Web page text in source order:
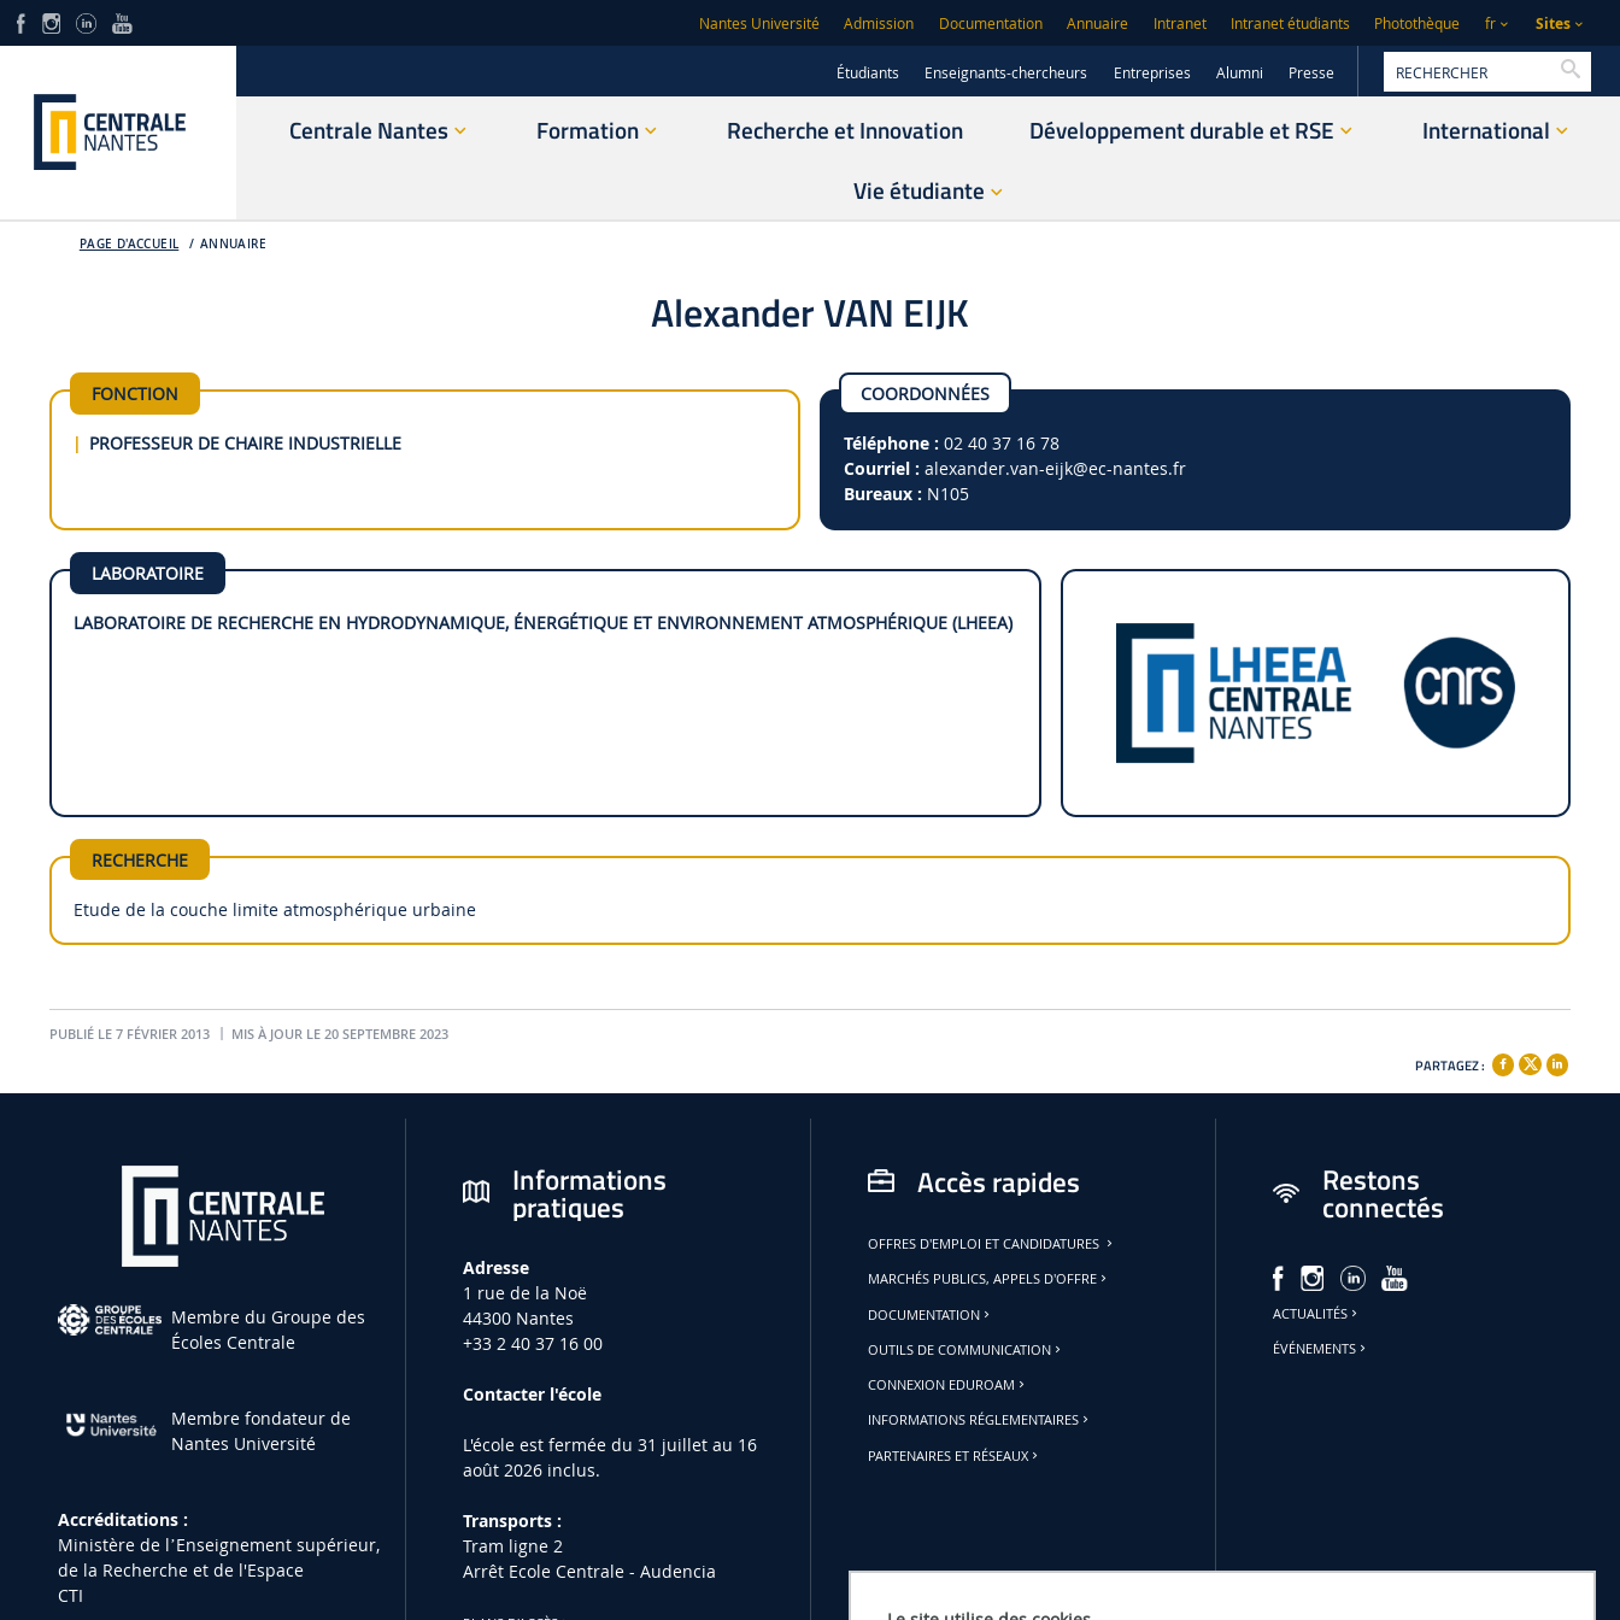
Nantes Université Admission Documentation Annuaire Intranet Intranet étudiants Photothèque fr Sites
Étudiants Enseignants-chercheurs Entreprises Alumni Presse
Centrale Nantes Formation Recherche et Innovation Développement durable et RSE
International
Vie étudiante
PAGE D'ACCUEIL ANNUAIRE
Alexander VAN EIJK
FONCTION
PROFESSEUR DE CHAIRE INDUSTRIELLE
COORDONNÉES
Téléphone : 02 40 37 16 78
Courriel : alexander.van-eijk@ec-nantes.fr
Bureaux : N105
LABORATOIRE
LABORATOIRE DE RECHERCHE EN HYDRODYNAMIQUE, ÉNERGÉTIQUE ET ENVIRONNEMENT ATMOSPHÉRIQUE (LHEEA)
RECHERCHE
Etude de la couche limite atmosphérique urbaine
PUBLIÉ LE 7 FÉVRIER 2013 MIS À JOUR LE 20 SEPTEMBRE 2023
PARTAGEZ :
Membre du Groupe des
Écoles Centrale
Membre fondateur de
Nantes Université
Accréditations :
Ministère de lʼEnseignement supérieur,
de la Recherche et de l'Espace
CTI
Informations
pratiques
Adresse
1 rue de la Noë
44300 Nantes
+33 2 40 37 16 00
Contacter l'école
L'école est fermée du 31 juillet au 16
août 2026 inclus.
Transports :
Tram ligne 2
Arrêt Ecole Centrale - Audencia
Accès rapides
OFFRES D'EMPLOI ET CANDIDATURES
MARCHÉS PUBLICS, APPELS D'OFFRE
DOCUMENTATION
OUTILS DE COMMUNICATION
CONNEXION EDUROAM
INFORMATIONS RÉGLEMENTAIRES
PARTENAIRES ET RÉSEAUX
Restons
connectés
ACTUALITÉS
ÉVÉNEMENTS